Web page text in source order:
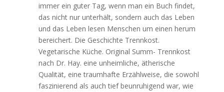
immer ein guter Tag, wenn man ein Buch findet,
das nicht nur unterhält, sondern auch das Leben
und das Leben lesen Menschen um einen herum
bereichert. Die Geschichte Trennkost.
Vegetarische Küche. Original Summ- Trennkost
nach Dr. Hay. eine unheimliche, ätherische
Qualität, eine traumhafte Erzählweise, die sowohl
faszinierend als auch tief beunruhigend war, wie